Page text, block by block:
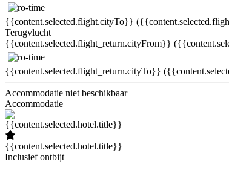
{{content.selected.flight.cityTo}}
Terugvlucht
{{content.selected.flight_return.cityFrom}}
{{content.selected.flight_return.cityTo}}
Accommodatie niet beschikbaar
Accommodatie
{{content.selected.hotel.title}}
Inclusief ontbijt